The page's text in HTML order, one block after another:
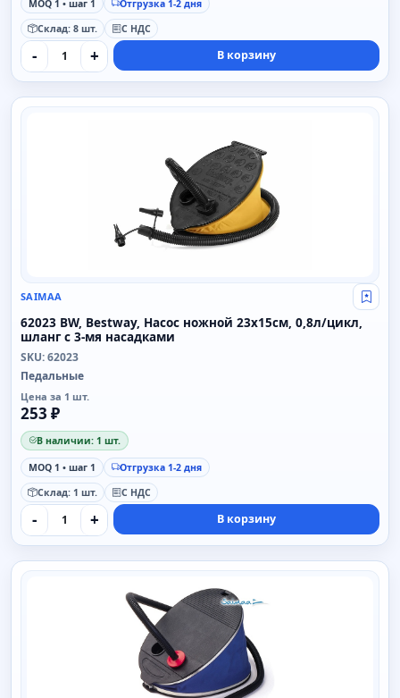
MOQ 1 • шаг 1
Отгрузка 1-2 дня
Склад: 8 шт.
С НДС
- + В корзину
SAIMAA
SAIMAA Свой
62023 BW, Bestway, Насос ножной 23х15см, 0,8л/цикл,
шланг с 3-мя насадками
SKU: 62023
Педальные
Цена за 1 шт.
253 ₽
В наличии: 1 шт.
MOQ 1 • шаг 1
Отгрузка 1-2 дня
Склад: 1 шт.
С НДС
- + В корзину
SAIMAA